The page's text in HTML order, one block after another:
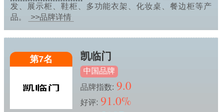
发、展示柜、鞋柜、多功能衣架、化妆桌、餐边柜等产
品。
>>品牌详情
第7名 凯临门
中国品牌
品牌指数: 9.0
好评: 91.0%